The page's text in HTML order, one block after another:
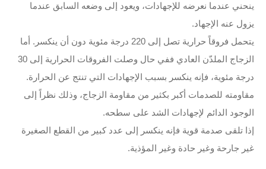
ينحني عندما نعرضه للإجهادات، ويعود إلى وضعه السابق عندما
يزول عنه الإجهاد.
يتحمل فروقاً حرارية تصل إلى 220 درجة مئوية دون أن ينكسر. أما
الزجاج الملدّن العادي ففي حال وصلت الفروقات الحرارية إلى 30
درجة مئوية، فإنه ينكسر بسبب الإجهادات التي تنتج عن الحرارة.
مقاومته للصدمات أكبر بكثير من مقاومة الزجاج، وذلك نظراً إلى
الوجود الدائم لإجهادات الشد على سطحه.
إذا تلقى صدمة قوية فإنه ينكسر إلى عدد كبير من القطع الصغيرة
غير جارحة وغير حادة وغير المؤذية.